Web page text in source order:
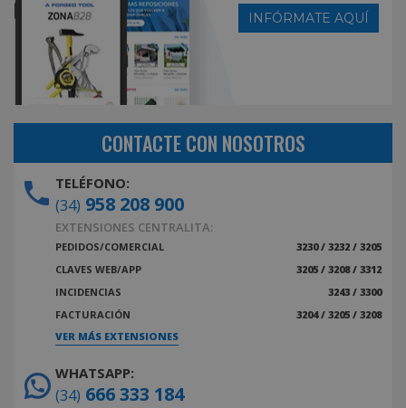
INFÓRMATE AQUÍ
CONTACTE CON NOSOTROS
TELÉFONO:
(34) 958 208 900
EXTENSIONES CENTRALITA:
PEDIDOS/COMERCIAL
3230 / 3232 / 3205
CLAVES WEB/APP
3205 / 3208 / 3312
INCIDENCIAS
3243 / 3300
FACTURACIÓN
3204 / 3205 / 3208
VER MÁS EXTENSIONES
WHATSAPP:
(34) 666 333 184